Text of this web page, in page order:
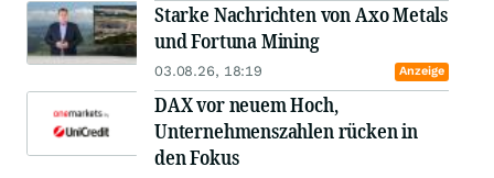
Starke Nachrichten von Axo Metals
und Fortuna Mining
03.08.26, 18:19 Anzeige
DAX vor neuem Hoch,
Unternehmenszahlen rücken in
den Fokus